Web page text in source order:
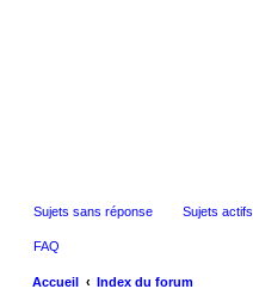
Sujets sans réponse Sujets actifs
FAQ
Accueil
Index du forum